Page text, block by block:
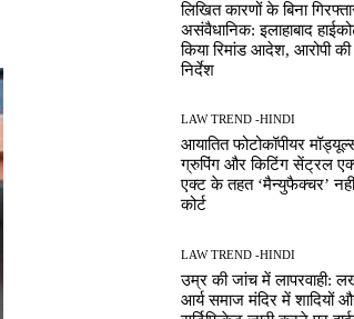
लिखित कारणों के बिना
असंवैधानिक: इलाहाबाद
किया रिमांड आदेश, आरोपी की
निर्देश
LAW TREND -HINDI
आयातित फोटोकॉपीयर
ग्रुपिंग और किटिंग सेंट्रल
एक्ट के तहत ‘मैन्युफैक्चर’
कोर्ट
LAW TREND -HINDI
उम्र की जांच में लापरवाही:
आर्य समाज मंदिर में शादियों